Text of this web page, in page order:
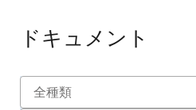
ドキュメント